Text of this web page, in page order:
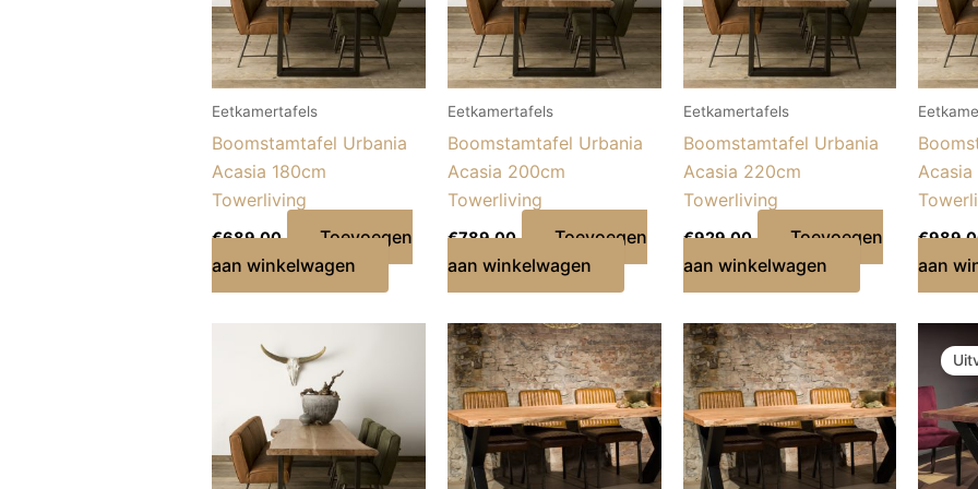
Eetkamertafels
Boomstamtafel Urbania
Acasia 180cm
Towerliving
€689,00
Toevoegen
aan winkelwagen
Eetkamertafels
Boomstamtafel Urbania
Acasia 200cm
Towerliving
€789,00
Toevoegen
aan winkelwagen
Eetkamertafels
Boomstamtafel Urbania
Acasia 220cm
Towerliving
€929,00
Toevoegen
aan winkelwagen
€
aan